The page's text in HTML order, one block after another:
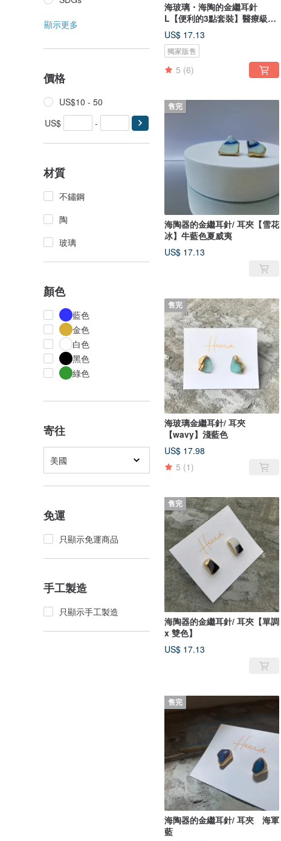
顯示更多
價格
US$10 - 50
US$
-
材質
不鏽鋼
陶
玻璃
顏色
藍色
金色
白色
黑色
綠色
寄往
美國
免運
只顯示免運商品
手工製造
只顯示手工製造
海玻璃・海陶的金繼耳針
L【便利的3點套裝】醫療級不
鏽鋼
US$ 17.13
獨家販售
5 (6)
售完
海陶器的金繼耳針/ 耳夾【雪花
冰】牛藍色夏威夷
US$ 17.13
售完
海玻璃金繼耳針/ 耳夾
【wavy】淺藍色
US$ 17.98
5 (1)
售完
海陶器的金繼耳針/ 耳夾【單調
x 雙色】
US$ 17.13
售完
海陶器的金繼耳針/ 耳夾 海軍
藍